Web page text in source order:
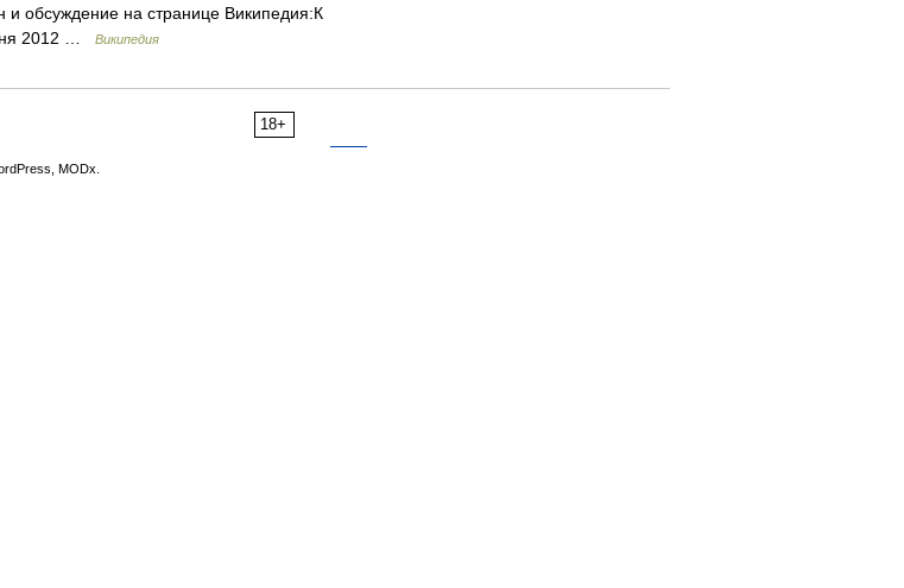
и обсуждение на странице Википедия:К
2012 …
Википедия
18+
MODx.